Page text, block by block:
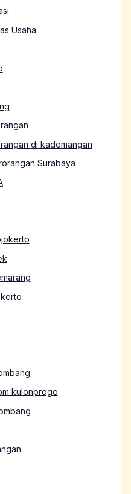
Usaha
di kademangan
Surabaya
kulonprogo